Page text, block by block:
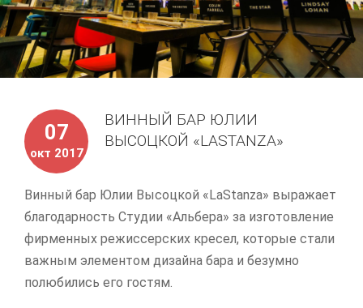
07
окт 2017
ВИННЫЙ БАР ЮЛИИ
ВЫСОЦКОЙ «LASTANZA»
Винный бар Юлии Высоцкой «LaStanza» выражает
благодарность Студии «Альбера» за изготовление
фирменных режиссерских кресел, которые стали
важным элементом дизайна бара и безумно
полюбились его гостям.